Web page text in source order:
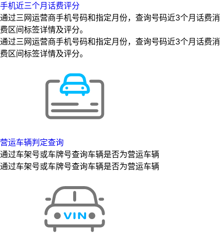
手机近三个月话费评分
通过三网运营商手机号码和指定月份，查询号码近3个月话费消
费区间标签详情及评分。
通过三网运营商手机号码和指定月份，查询号码近3个月话费消
费区间标签详情及评分。
营运车辆判定查询
通过车架号或车牌号查询车辆是否为营运车辆
通过车架号或车牌号查询车辆是否为营运车辆